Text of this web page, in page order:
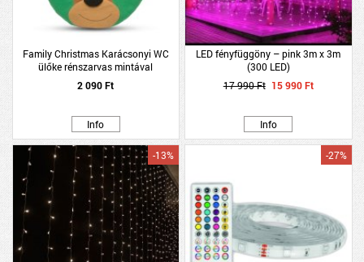
Family Christmas Karácsonyi WC
ülőke rénszarvas mintával
2 090 Ft
Info
LED fényfüggöny – pink 3m x 3m
(300 LED)
17 990 Ft 15 990 Ft
Info
-13% -27%